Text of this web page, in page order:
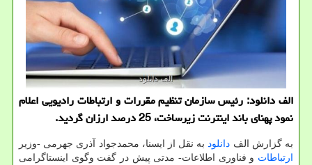
الف دانلود: رئیس سازمان تنظیم مقررات و ارتباطات رادیویی اعلام
نمود پهنای باند‬⁩ اینترنت زیرساخت، 25 درصد ارزان گردید.
به گزارش الف دانلود به نقل از ایسنا، محمدجواد آذری جهرمی -وزیر
ارتباطات و فناوری اطلاعات- مدتی پیش در گفت وگوی اینستاگرامی